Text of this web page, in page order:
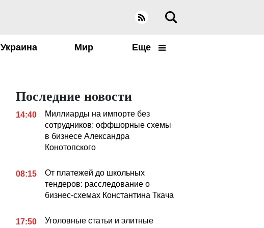
Украина Мир Еще
Последние новости
14:40
Миллиарды на импорте без
сотрудников: оффшорные схемы
в бизнесе Александра
Конотопского
08:15
От платежей до школьных
тендеров: расследование о
бизнес-схемах Константина Ткача
17:50
Уголовные статьи и элитные